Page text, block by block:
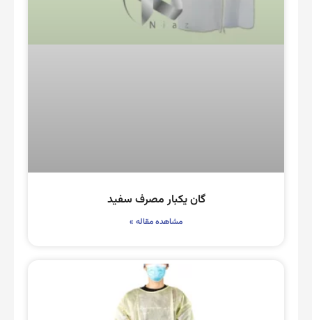
گان یکبار مصرف سفید
مشاهده مقاله »